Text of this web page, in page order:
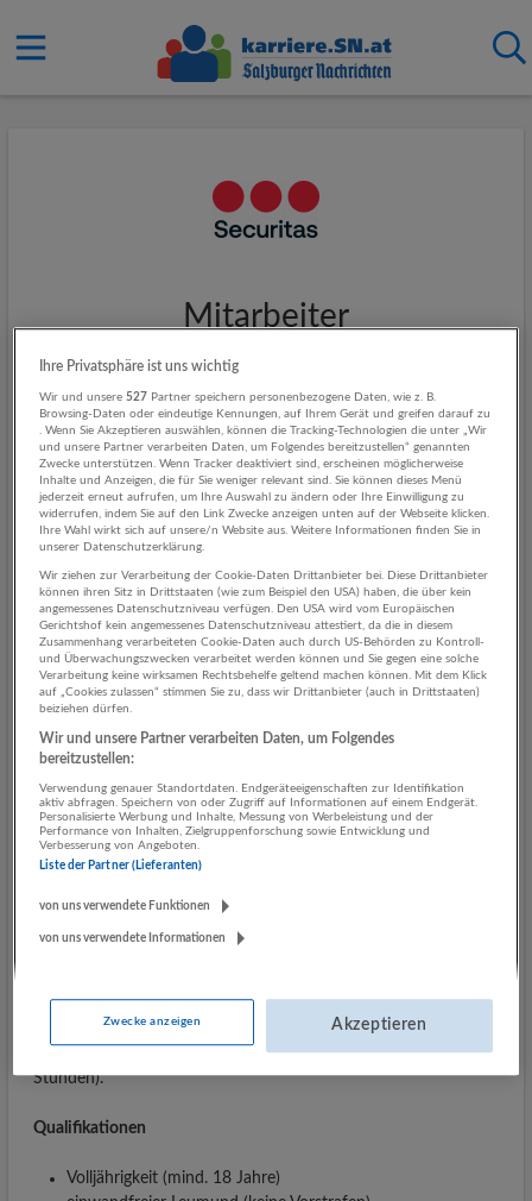
Mitarbeiter
Baustellenwachdienst (m/w/d)
- Kronstorf - Teilzeit
Unternehmensbeschreibung
Jeden Tag und überall auf der Welt sorgen unsere Helden des
Alltags dafür, dass sich Menschen sicherer fühlen. Wir bei
Securitas betrachten es als unsere Verpflichtung, unseren
Beschäftigten Möglichkeiten zur Ausbildung, Entwicklung und
Weiterbildung zu bieten, ebenso wie das sichere Gefühl der
Stabilität und des Vertrauens, das ein namhaftes weltweites
Unternehmen vermittelt.
Stellenbeschreibung
Durchführung von Kontrollrundgängen mit
Überwachung von sicherheitstechnischen Einrichtungen
und Anlagen
Einfahrtskontrolle auf der Baustelle
(bspw. unbefugtes Betreten)
Dokumentation der objektrelevanten Daten und
Dienstzeiten:von Montag bis Sonntag (auch an Feiertagen) in
unterschiedlichen Tag- und/oder Nachtschichten zu je 12
im Ausmaß einer Teilzeitbeschäftigung (ab 24
Stunden).
Qualifikationen
Volljährigkeit (mind. 18 Jahre)
Ihre Privatsphäre ist uns wichtig
Wir und unsere 527 Partner speichern personenbezogene Daten, wie z. B.
Browsing-Daten oder eindeutige Kennungen, auf Ihrem Gerät und greifen darauf zu
. Wenn Sie Akzeptieren auswählen, können die Tracking-Technologien die unter „Wir
und unsere Partner verarbeiten Daten, um Folgendes bereitzustellen“ genannten
Zwecke unterstützen. Wenn Tracker deaktiviert sind, erscheinen möglicherweise
Inhalte und Anzeigen, die für Sie weniger relevant sind. Sie können dieses Menü
jederzeit erneut aufrufen, um Ihre Auswahl zu ändern oder Ihre Einwilligung zu
widerrufen, indem Sie auf den Link Zwecke anzeigen unten auf der Webseite klicken.
Ihre Wahl wirkt sich auf unsere/n Website aus. Weitere Informationen finden Sie in
unserer Datenschutzerklärung.
Wir ziehen zur Verarbeitung der Cookie-Daten Drittanbieter bei. Diese Drittanbieter
können ihren Sitz in Drittstaaten (wie zum Beispiel den USA) haben, die über kein
angemessenes Datenschutzniveau verfügen. Den USA wird vom Europäischen
Gerichtshof kein angemessenes Datenschutzniveau attestiert, da die in diesem
Zusammenhang verarbeiteten Cookie-Daten auch durch US-Behörden zu Kontroll-
und Überwachungszwecken verarbeitet werden können und Sie gegen eine solche
Verarbeitung keine wirksamen Rechtsbehelfe geltend machen können. Mit dem Klick
auf „Cookies zulassen“ stimmen Sie zu, dass wir Drittanbieter (auch in Drittstaaten)
beiziehen dürfen.
Wir und unsere Partner verarbeiten Daten, um Folgendes
bereitzustellen:
Verwendung genauer Standortdaten. Endgeräteeigenschaften zur Identifikation
aktiv abfragen. Speichern von oder Zugriff auf Informationen auf einem Endgerät.
Personalisierte Werbung und Inhalte, Messung von Werbeleistung und der
Performance von Inhalten, Zielgruppenforschung sowie Entwicklung und
Verbesserung von Angeboten.
Liste der Partner (Lieferanten)
von uns verwendete Funktionen
von uns verwendete Informationen
Zwecke anzeigen Akzeptieren